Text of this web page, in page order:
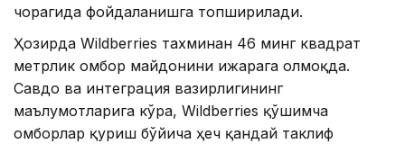
чорагида фойдаланишга топширилади.
Ҳозирда Wildberries тахминан 46 минг квадрат
метрлик омбор майдонини ижарага олмоқда.
Савдо ва интеграция вазирлигининг
маълумотларига кўра, Wildberries қўшимча
омборлар қуриш бўйича ҳеч қандай таклиф